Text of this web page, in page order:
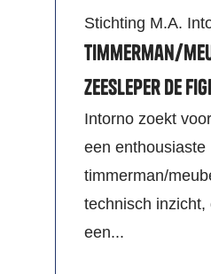
Stichting M.A.
Timmerman/
zeesleper de
Intorno zoekt
een enthousiaste
timmerman/
technisch
een...